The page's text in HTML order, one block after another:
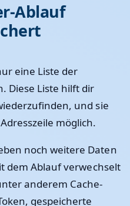
Ablauf
eine Liste der
Diese Liste hilft dir
und sie
möglich.
noch weitere Daten
dem Ablauf verwechselt
anderem Cache-
gespeicherte